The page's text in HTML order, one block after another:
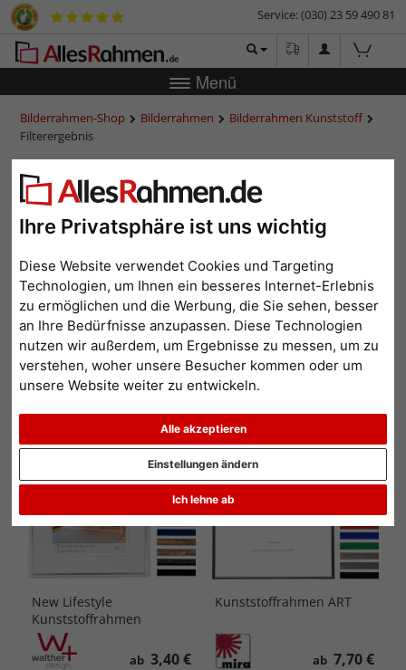
Ihre Privatsphäre ist uns wichtig
Diese Website verwendet Cookies und Targeting
Technologien, um Ihnen ein besseres Internet-Erlebnis
zu ermöglichen und die Werbung, die Sie sehen, besser
an Ihre Bedürfnisse anzupassen. Diese Technologien
nutzen wir außerdem, um Ergebnisse zu messen, um zu
verstehen, woher unsere Besucher kommen oder um
unsere Website weiter zu entwickeln.
Alle akzeptieren
Ich lehne ab
Einstellungen ändern
Service: (030) 23 59 490 81
Menü
Bilderrahmen-Shop Bilderrahmen
Bilderrahmen Kunststoff
Filterergebnis
Kunststoff-Bilderrahmen
13x18 cm
Alle Filter zurücksetzen
Format: 13x18
1 2 3 4 >
Beliebtheit Preis aufsteigend Preis absteigend
New Lifestyle
Kunststoffrahmen
ab 3,40 €
Topseller
Kunststoffrahmen ART
ab 7,70 €